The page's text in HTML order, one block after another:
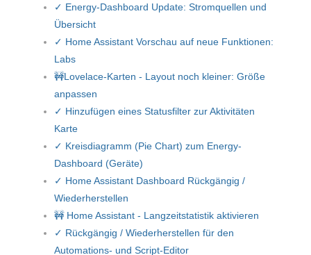
✓ Energy-Dashboard Update: Stromquellen und
Übersicht
✓ Home Assistant Vorschau auf neue Funktionen:
Labs
🚧Lovelace-Karten - Layout noch kleiner: Größe
anpassen
✓ Hinzufügen eines Statusfilter zur Aktivitäten
Karte
✓ Kreisdiagramm (Pie Chart) zum Energy-
Dashboard (Geräte)
✓ Home Assistant Dashboard Rückgängig /
Wiederherstellen
🚧 Home Assistant - Langzeitstatistik aktivieren
✓ Rückgängig / Wiederherstellen für den
Automations- und Script-Editor